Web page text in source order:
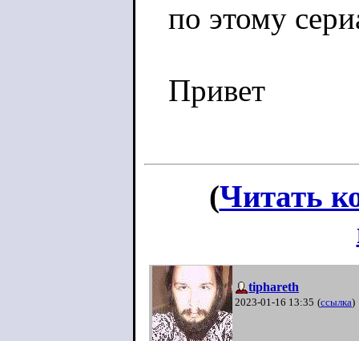
по этому
Привет
(Читать
tiphareth
2023-01-16 13:35 (ссылка)